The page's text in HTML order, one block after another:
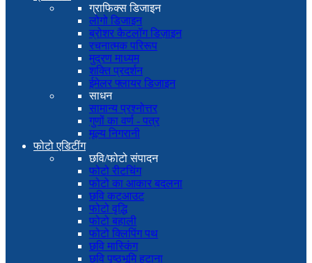
ग्राफिक्स डिजाइन
लोगो डिजाइन
ब्रोशर कैटलॉग डिज़ाइन
रचनात्मक परिरूप
मुद्रण माध्यम
शक्ति प्रदर्शन
ईमेलर फ्लायर डिजाइन
साधन
सामान्य प्रश्नोत्तर
गुणों का वर्ण - पत्र
मूल्य निगरानी
फोटो एडिटींग
छवि/फोटो संपादन
फोटो रीटचिंग
फोटो का आकार बदलना
छवि कटआउट
फोटो वृद्धि
फोटो बहाली
फोटो क्लिपिंग पथ
छवि मास्किंग
छवि पृष्ठभूमि हटाना